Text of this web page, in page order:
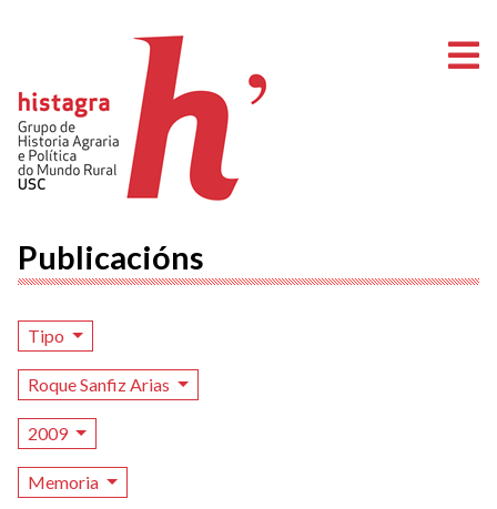
Publicacións
Tipo
Roque Sanfiz Arias
2009
Memoria